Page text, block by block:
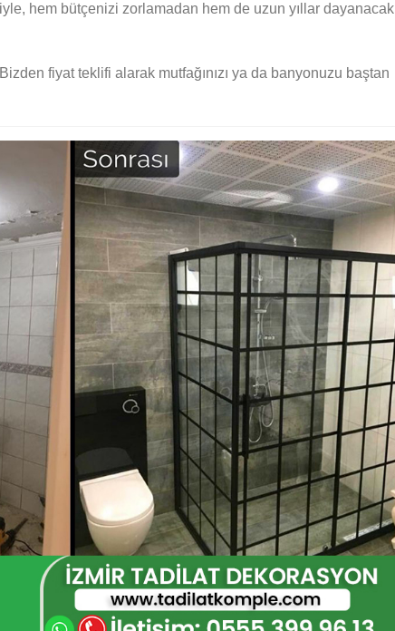
hem bütçenizi zorlamadan hem de uzun yıllar dayanacak
fiyat teklifi alarak mutfağınızı ya da banyonuzu baştan